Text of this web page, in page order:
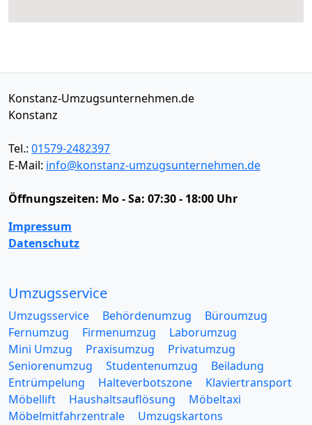
Konstanz-Umzugsunternehmen.de
Konstanz
Tel.: 01579-2482397
E-Mail: info@konstanz-umzugsunternehmen.de
Öffnungszeiten: Mo - Sa: 07:30 - 18:00 Uhr
Impressum
Datenschutz
Umzugsservice
Umzugsservice Behördenumzug
Büroumzug
Fernumzug
Firmenumzug
Laborumzug
Mini Umzug
Praxisumzug
Privatumzug
Seniorenumzug
Studentenumzug
Beiladung
Entrümpelung
Halteverbotszone
Klaviertransport
Möbellift
Haushaltsauflösung
Möbeltaxi
Möbelmitfahrzentrale
Umzugskartons